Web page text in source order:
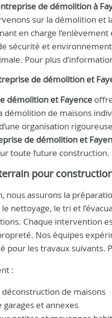
de démolition à
sur la démolition et
en charge
sécurité et
Pour plus
de démolition et
démolition et Fayence
démolition de maisons
organisation
de démolition et
toute future construction.
pour
nous assurons la
nettoyage, le tri et
Chaque intervention
Nos équipes
pour les travaux suivants.
:
de maisons
et annexes